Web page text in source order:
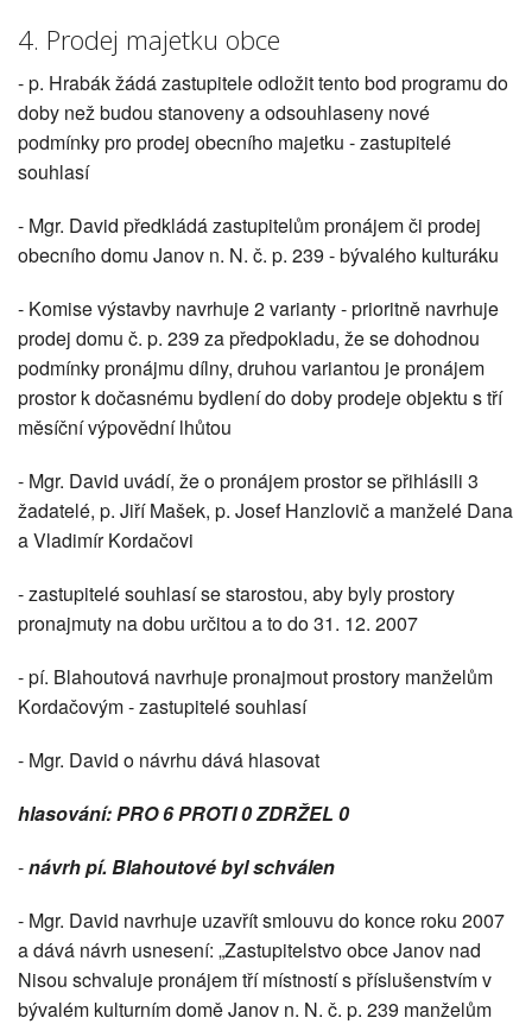
4. Prodej majetku obce
- p. Hrabák žádá zastupitele odložit tento bod programu do
doby než budou stanoveny a odsouhlaseny nové
podmínky pro prodej obecního majetku - zastupitelé
souhlasí
- Mgr. David předkládá zastupitelům pronájem či prodej
obecního domu Janov n. N. č. p. 239 - bývalého kulturáku
- Komise výstavby navrhuje 2 varianty - prioritně navrhuje
prodej domu č. p. 239 za předpokladu, že se dohodnou
podmínky pronájmu dílny, druhou variantou je pronájem
prostor k dočasnému bydlení do doby prodeje objektu s tří
měsíční výpovědní lhůtou
- Mgr. David uvádí, že o pronájem prostor se přihlásili 3
žadatelé, p. Jiří Mašek, p. Josef Hanzlovič a manželé Dana
a Vladimír Kordačovi
- zastupitelé souhlasí se starostou, aby byly prostory
pronajmuty na dobu určitou a to do 31. 12. 2007
- pí. Blahoutová navrhuje pronajmout prostory manželům
Kordačovým - zastupitelé souhlasí
- Mgr. David o návrhu dává hlasovat
hlasování: PRO 6 PROTI 0 ZDRŽEL 0
-návrh pí. Blahoutové byl schválen
- Mgr. David navrhuje uzavřít smlouvu do konce roku 2007
a dává návrh usnesení: „Zastupitelstvo obce Janov nad
Nisou schvaluje pronájem tří místností s příslušenstvím v
bývalém kulturním domě Janov n. N. č. p. 239 manželům